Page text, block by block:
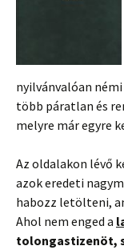
nyilvánvalóan
több páratlan és
melyre már egyre
Az oldalakon lévő
azok eredeti
habozz letölteni,
Ahol nem enged a
tolongastizenöt,